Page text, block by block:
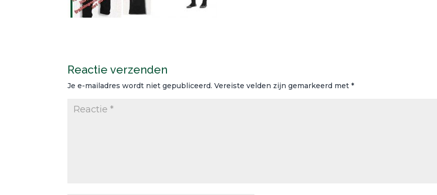
Reactie verzenden
Je e-mailadres wordt niet gepubliceerd. Vereiste velden zijn gemarkeerd met*